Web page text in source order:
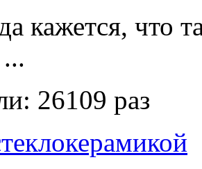
кажется, что
26109 раз